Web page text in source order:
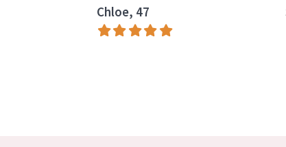
Chloe, 47